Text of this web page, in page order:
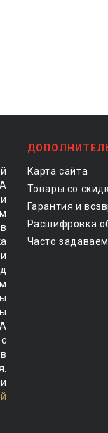
Карта сайта
Товары со
Гарантия и
Расшифровка
Часто